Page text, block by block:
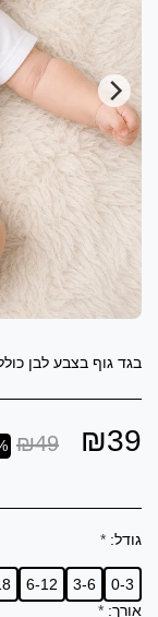
בגד גוף בצבע לבן
₪39
₪49
גודל: *
0-3
3-6
6-12
אורך: *